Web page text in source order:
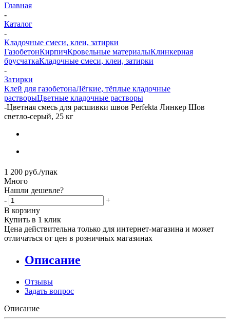
Главная
-
Каталог
-
Кладочные смеси, клеи, затирки
ГазобетонКирпичКровельные материалыКлинкерная
брусчаткаКладочные смеси, клеи, затирки
-
Затирки
Клей для газобетонаЛёгкие, тёплые кладочные
растворыЦветные кладочные растворы
-Цветная смесь для расшивки швов Perfekta Линкер Шов
светло-серый, 25 кг
1 200 руб./упак
Много
Нашли дешевле?
-
+
В корзину
Купить в 1 клик
Цена действительна только для интернет-магазина и может
отличаться от цен в розничных магазинах
Описание
Отзывы
Задать вопрос
Описание